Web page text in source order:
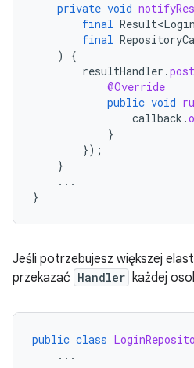
private void
final
final
)
{
resultHandler .post
@Override
public void
callback .
}
});
}
...
}
Jeśli potrzebujesz większej
przekazać Handler każdej
public class
...